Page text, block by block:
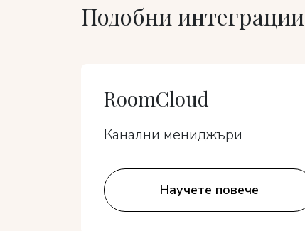
Подобни интеграции
RoomCloud
Канални мениджъри
Научете повече